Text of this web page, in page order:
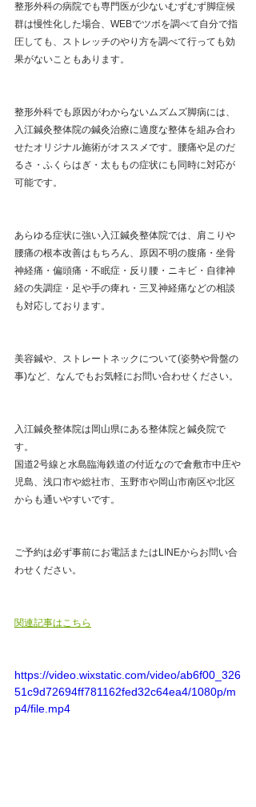
整形外科の病院でも専門医が少ないむずむず脚症候
群は慢性化した場合、WEBでツボを調べて自分で指
圧しても、ストレッチのやり方を調べて行っても効
果がないこともあります。
整形外科でも原因がわからないムズムズ脚病には、
入江鍼灸整体院の鍼灸治療に適度な整体を組み合わ
せたオリジナル施術がオススメです。腰痛や足のだ
るさ・ふくらはぎ・太ももの症状にも同時に対応が
可能です。
あらゆる症状に強い入江鍼灸整体院では、肩こりや
腰痛の根本改善はもちろん、原因不明の腹痛・坐骨
神経痛・偏頭痛・不眠症・反り腰・ニキビ・自律神
経の失調症・足や手の痺れ・三叉神経痛などの相談
も対応しております。
美容鍼や、ストレートネックについて(姿勢や骨盤の
事)など、なんでもお気軽にお問い合わせください。
入江鍼灸整体院は岡山県にある整体院と鍼灸院で
す。
国道2号線と水島臨海鉄道の付近なので倉敷市中庄や
児島、浅口市や総社市、玉野市や岡山市南区や北区
からも通いやすいです。
ご予約は必ず事前にお電話またはLINEからお問い合
わせください。
関連記事はこちら
https://video.wixstatic.com/video/ab6f00_326
51c9d72694ff781162fed32c64ea4/1080p/m
p4/file.mp4